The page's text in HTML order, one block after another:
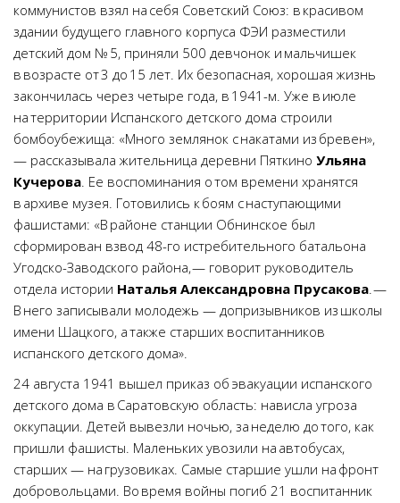
коммунистов взял на себя Советский Союз: в красивом
здании будущего главного корпуса ФЭИ разместили
детский дом № 5, приняли 500 девчонок и мальчишек
в возрасте от 3 до 15 лет. Их безопасная, хорошая жизнь
закончилась через четыре года, в 1941-м. Уже в июле
на территории Испанского детского дома строили
бомбоубежища: «Много землянок с накатами из бревен»,
— рассказывала жительница деревни Пяткино Ульяна
Кучерова. Ее воспоминания о том времени хранятся
в архиве музея. Готовились к боям с наступающими
фашистами: «В районе станции Обнинское был
сформирован взвод 48-го истребительного батальона
Угодско-Заводского района, — говорит руководитель
отдела истории Наталья Александровна Прусакова. —
В него записывали молодежь — допризывников из школы
имени Шацкого, а также старших воспитанников
испанского детского дома».
24 августа 1941 вышел приказ об эвакуации испанского
детского дома в Саратовскую область: нависла угроза
оккупации. Детей вывезли ночью, за неделю до того, как
пришли фашисты. Маленьких увозили на автобусах,
старших — на грузовиках. Самые старшие ушли на фронт
добровольцами. Во время войны погиб 21 воспитанник